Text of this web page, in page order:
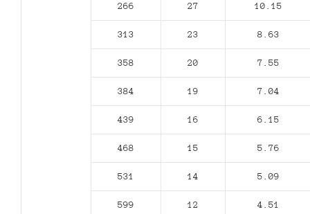
266 27 10.15
313 23 8.63
358 20 7.55
384 19 7.04
439 16 6.15
468 15 5.76
531 14 5.09
599 12 4.51